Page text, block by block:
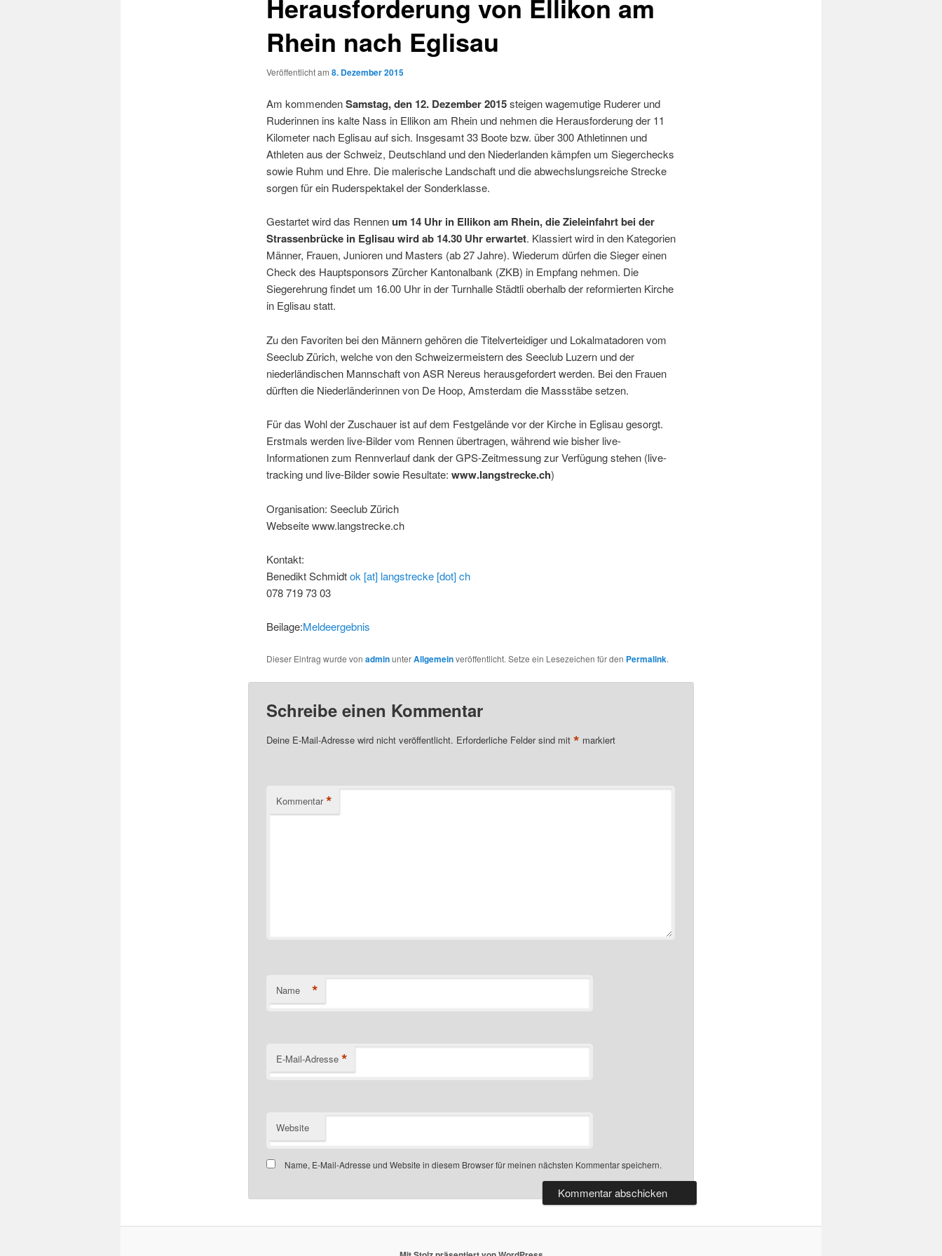
Herausforderung von Ellikon am
Rhein nach Eglisau
Veröffentlicht am 8. Dezember 2015
Am kommendenSamstag, den 12. Dezember 2015steigen wagemutige Ruderer und
Ruderinnen ins kalte Nass in Ellikon am Rhein und nehmen die Herausforderung der 11
Kilometer nach Eglisau auf sich. Insgesamt 33 Boote bzw. über 300 Athletinnen und
Athleten aus der Schweiz, Deutschland und den Niederlanden kämpfen um Siegerchecks
sowie Ruhm und Ehre. Die malerische Landschaft und die abwechslungsreiche Strecke
sorgen für ein Ruderspektakel der Sonderklasse.
Gestartet wird das Rennenum 14 Uhr in Ellikon am Rhein, die Zieleinfahrt bei der
Strassenbrücke in Eglisau wird ab 14.30 Uhr erwartet. Klassiert wird in den Kategorien
Männer, Frauen, Junioren und Masters (ab 27 Jahre). Wiederum dürfen die Sieger einen
Check des Hauptsponsors Zürcher Kantonalbank (ZKB) in Empfang nehmen. Die
Siegerehrung findet um 16.00 Uhr in der Turnhalle Städtli oberhalb der reformierten Kirche
in Eglisau statt.
Zu den Favoriten bei den Männern gehören die Titelverteidiger und Lokalmatadoren vom
Seeclub Zürich, welche von den Schweizermeistern des Seeclub Luzern und der
niederländischen Mannschaft von ASR Nereus herausgefordert werden. Bei den Frauen
dürften die Niederländerinnen von De Hoop, Amsterdam die Massstäbe setzen.
Für das Wohl der Zuschauer ist auf dem Festgelände vor der Kirche in Eglisau gesorgt.
Erstmals werden live-Bilder vom Rennen übertragen, während wie bisher live-
Informationen zum Rennverlauf dank der GPS-Zeitmessung zur Verfügung stehen (live-
tracking und live-Bilder sowie Resultate: www.langstrecke.ch)
Organisation: Seeclub Zürich
Webseite www.langstrecke.ch
Kontakt:
Benedikt Schmidtok [at] langstrecke [dot] ch
078 719 73 03
Beilage:Meldeergebnis
Dieser Eintrag wurde von adminunterAllgemeinveröffentlicht. Setze ein Lesezeichen für den Permalink.
Schreibe einen Kommentar
Deine E-Mail-Adresse wird nicht veröffentlicht. Erforderliche Felder sind mit * markiert
Kommentar *
Name *
E-Mail-Adresse *
Website
Name, E-Mail-Adresse und Website in diesem Browser für meinen nächsten Kommentar speichern.